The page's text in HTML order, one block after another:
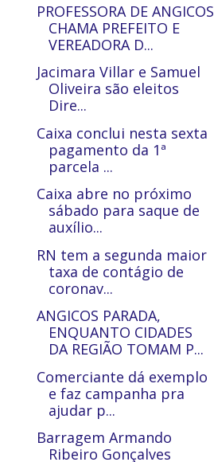
PROFESSORA DE ANGICOS
CHAMA PREFEITO E
VEREADORA D...
Jacimara Villar e Samuel
Oliveira são eleitos
Dire...
Caixa conclui nesta sexta
pagamento da 1ª
parcela ...
Caixa abre no próximo
sábado para saque de
auxílio...
RN tem a segunda maior
taxa de contágio de
coronav...
ANGICOS PARADA,
ENQUANTO CIDADES
DA REGIÃO TOMAM P...
Comerciante dá exemplo
e faz campanha pra
ajudar p...
Barragem Armando
Ribeiro Gonçalves